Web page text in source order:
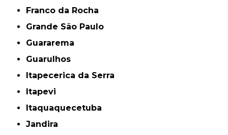
Franco da Rocha
Grande São Paulo
Guararema
Guarulhos
Itapecerica da Serra
Itapevi
Itaquaquecetuba
Jandira